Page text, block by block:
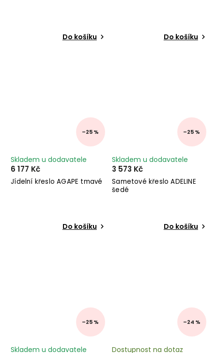
Do košíku Do košíku
–25 %
Jídelní křeslo AGAPE tmavé
Skladem u dodavatele
6 177 Kč
Do košíku
–25 %
Sametové křeslo ADELINE
šedé
Skladem u dodavatele
3 573 Kč
Do košíku
–25 %
Skladem u dodavatele
–24 %
Dostupnost na dotaz